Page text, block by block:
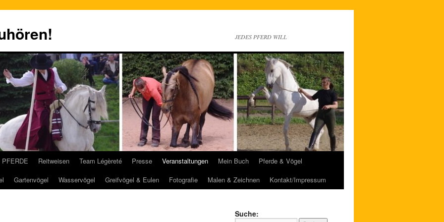
JEDES PFERD WILL
PFERDE Reitweisen Team Légèreté Presse Veranstaltungen Mein Buch
Pferde & Vögel
Gartenvögel Wasservögel Greifvögel & Eulen Fotografie Malen & Zeichnen Kontakt/Impressum
Suche: